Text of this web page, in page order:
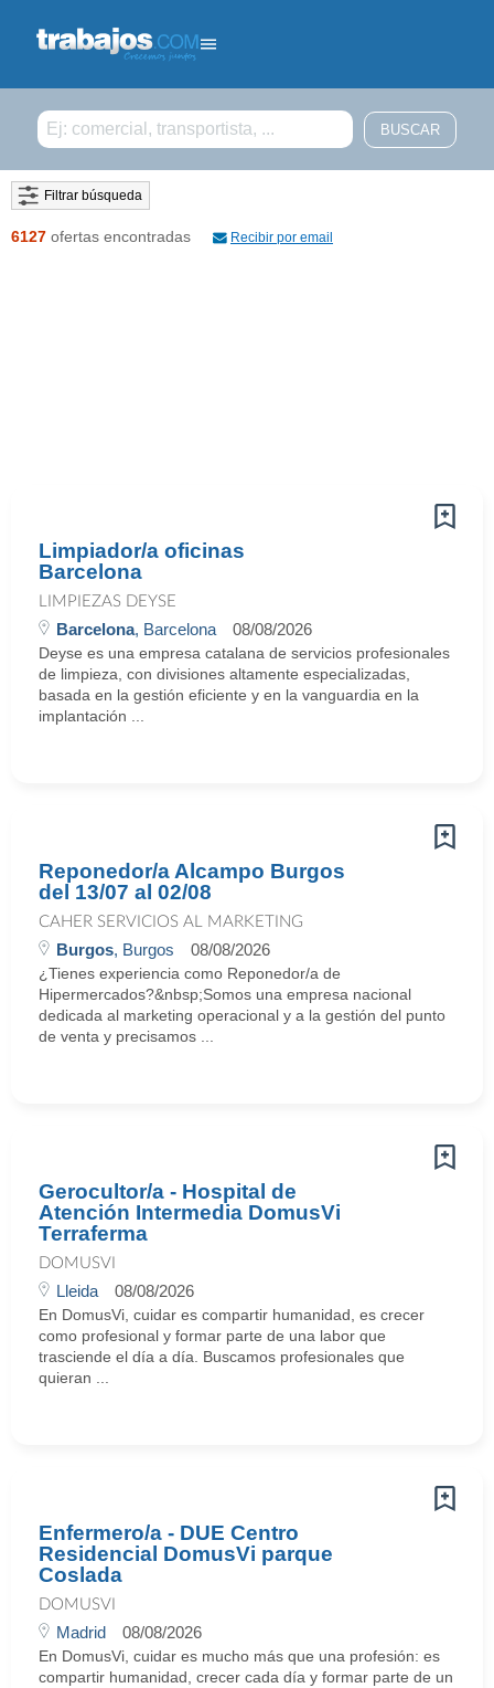
Filtrar búsqueda
6127 ofertas encontradas Recibir por email
Limpiador/a oficinas
Barcelona
LIMPIEZAS DEYSE
Barcelona, Barcelona 08/08/2026
Deyse es una empresa catalana de servicios profesionales
de limpieza, con divisiones altamente especializadas,
basada en la gestión eficiente y en la vanguardia en la
implantación ...
Reponedor/a Alcampo Burgos
del 13/07 al 02/08
CAHER SERVICIOS AL MARKETING
Burgos, Burgos 08/08/2026
¿Tienes experiencia como Reponedor/a de
Hipermercados?&nbsp;Somos una empresa nacional
dedicada al marketing operacional y a la gestión del punto
de venta y precisamos ...
Gerocultor/a - Hospital de
Atención Intermedia DomusVi
Terraferma
DOMUSVI
Lleida 08/08/2026
En DomusVi, cuidar es compartir humanidad, es crecer
como profesional y formar parte de una labor que
trasciende el día a día. Buscamos profesionales que
quieran ...
Enfermero/a - DUE Centro
Residencial DomusVi parque
Coslada
DOMUSVI
Madrid 08/08/2026
En DomusVi, cuidar es mucho más que una profesión: es
compartir humanidad, crecer cada día y formar parte de un